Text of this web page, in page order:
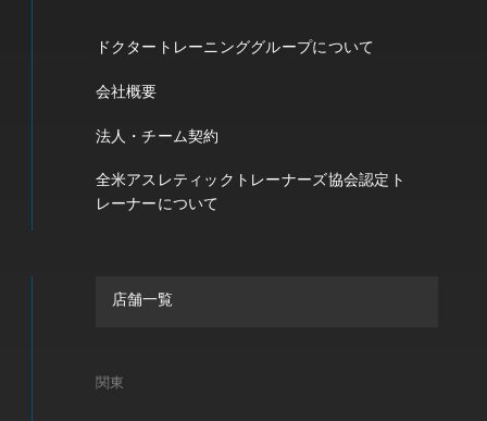
ドクタートレーニンググループについて
会社概要
法人・チーム契約
全米アスレティックトレーナーズ協会認定ト
レーナーについて
店舗一覧
関東